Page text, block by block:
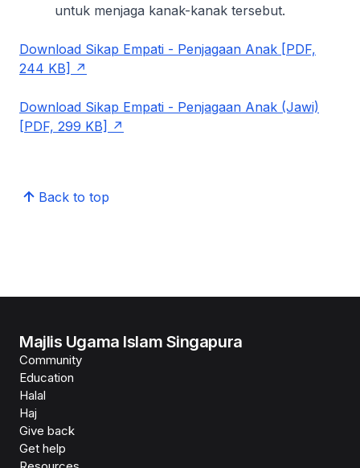
untuk menjaga kanak-kanak tersebut.
Download Sikap Empati - Penjagaan Anak [PDF,
244 KB]
Download Sikap Empati - Penjagaan Anak (Jawi)
[PDF, 299 KB]
Back to top
Majlis Ugama Islam Singapura
Community
Education
Halal
Haj
Give back
Get help